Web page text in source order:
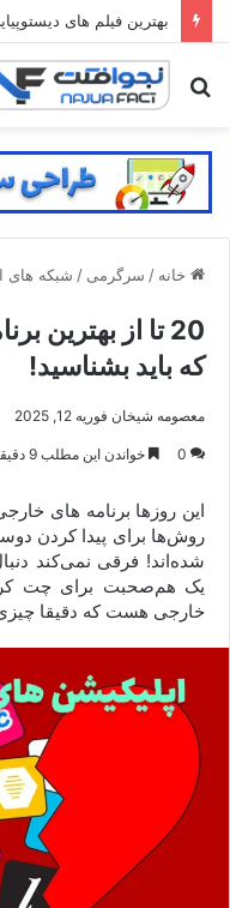
جستجو
خانه / سرگرمی / شبکه های
20 تا از بهترین
که باید بشناسید!
معصومه شیخان فوریه 12, 2025
0 خواندن این مطلب 9 دقیقه زمان میبرد
این روزها برنامه های
روش‌ها برای پیدا کردن
شده‌اند! فرقی نمی‌کند
یک هم‌صحبت برای چت
خارجی هست که دقیقا